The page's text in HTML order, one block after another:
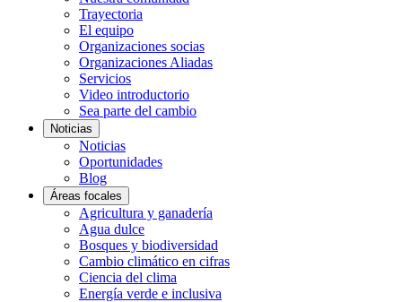
Trayectoria
El equipo
Organizaciones socias
Organizaciones Aliadas
Servicios
Video introductorio
Sea parte del cambio
Noticias
Noticias
Oportunidades
Blog
Áreas focales
Agricultura y ganadería
Agua dulce
Bosques y biodiversidad
Cambio climático en cifras
Ciencia del clima
Energía verde e inclusiva